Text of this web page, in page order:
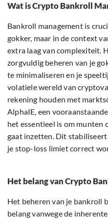
Wat is Crypto Bankroll
Bankroll management is
gokker, maar in de context
extra laag van complexiteit.
zorgvuldig beheren van je
te minimaliseren en je
volatiele wereld van
rekening houden met
AlphaIE, een
het essentieel is om
gaat inzetten. Dit
je stop-loss limiet correct
Het belang van Crypto
Het beheren van je bankroll
belang vanwege de